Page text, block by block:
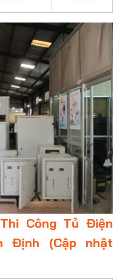
Công Tủ Điện
Định (Cập nhật